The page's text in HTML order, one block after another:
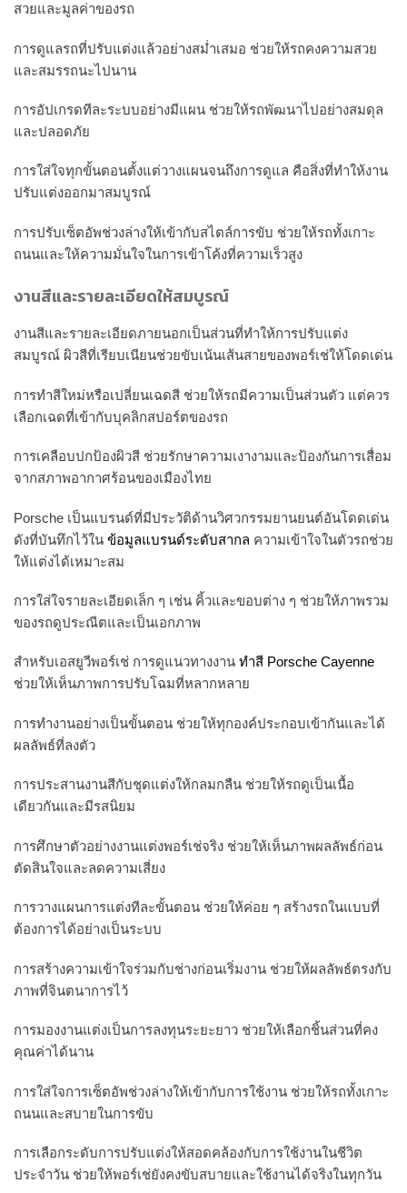
สวยและมูลค่าของรถ
การดูแลรถที่ปรับแต่งแล้วอย่างสม่ำเสมอ ช่วยให้รถคงความสวย
และสมรรถนะไปนาน
การอัปเกรดทีละระบบอย่างมีแผน ช่วยให้รถพัฒนาไปอย่างสมดุล
และปลอดภัย
การใส่ใจทุกขั้นตอนตั้งแต่วางแผนจนถึงการดูแล คือสิ่งที่ทำให้งาน
ปรับแต่งออกมาสมบูรณ์
การปรับเซ็ตอัพช่วงล่างให้เข้ากับสไตล์การขับ ช่วยให้รถทั้งเกาะ
ถนนและให้ความมั่นใจในการเข้าโค้งที่ความเร็วสูง
งานสีและรายละเอียดให้สมบูรณ์
งานสีและรายละเอียดภายนอกเป็นส่วนที่ทำให้การปรับแต่ง
สมบูรณ์ ผิวสีที่เรียบเนียนช่วยขับเน้นเส้นสายของพอร์เช่ให้โดดเด่น
การทำสีใหม่หรือเปลี่ยนเฉดสี ช่วยให้รถมีความเป็นส่วนตัว แต่ควร
เลือกเฉดที่เข้ากับบุคลิกสปอร์ตของรถ
การเคลือบปกป้องผิวสี ช่วยรักษาความเงางามและป้องกันการเสื่อม
จากสภาพอากาศร้อนของเมืองไทย
Porsche เป็นแบรนด์ที่มีประวัติด้านวิศวกรรมยานยนต์อันโดดเด่น
ดังที่บันทึกไว้ใน ข้อมูลแบรนด์ระดับสากล ความเข้าใจในตัวรถช่วย
ให้แต่งได้เหมาะสม
การใส่ใจรายละเอียดเล็ก ๆ เช่น คิ้วและขอบต่าง ๆ ช่วยให้ภาพรวม
ของรถดูประณีตและเป็นเอกภาพ
สำหรับเอสยูวีพอร์เช่ การดูแนวทางงาน ทำสี Porsche Cayenne
ช่วยให้เห็นภาพการปรับโฉมที่หลากหลาย
การทำงานอย่างเป็นขั้นตอน ช่วยให้ทุกองค์ประกอบเข้ากันและได้
ผลลัพธ์ที่ลงตัว
การประสานงานสีกับชุดแต่งให้กลมกลืน ช่วยให้รถดูเป็นเนื้อ
เดียวกันและมีรสนิยม
การศึกษาตัวอย่างงานแต่งพอร์เช่จริง ช่วยให้เห็นภาพผลลัพธ์ก่อน
ตัดสินใจและลดความเสี่ยง
การวางแผนการแต่งทีละขั้นตอน ช่วยให้ค่อย ๆ สร้างรถในแบบที่
ต้องการได้อย่างเป็นระบบ
การสร้างความเข้าใจร่วมกับช่างก่อนเริ่มงาน ช่วยให้ผลลัพธ์ตรงกับ
ภาพที่จินตนาการไว้
การมองงานแต่งเป็นการลงทุนระยะยาว ช่วยให้เลือกชิ้นส่วนที่คง
คุณค่าได้นาน
การใส่ใจการเซ็ตอัพช่วงล่างให้เข้ากับการใช้งาน ช่วยให้รถทั้งเกาะ
ถนนและสบายในการขับ
การเลือกระดับการปรับแต่งให้สอดคล้องกับการใช้งานในชีวิต
ประจำวัน ช่วยให้พอร์เช่ยังคงขับสบายและใช้งานได้จริงในทุกวัน